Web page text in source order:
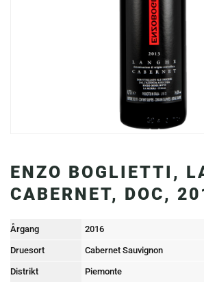
ENZO BOGLIETTI,
CABERNET, DOC,
Årgang 2016
Druesort Cabernet Sauvignon
Distrikt Piemonte